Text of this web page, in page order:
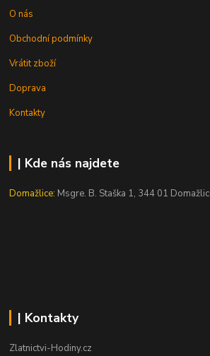
O nás
Obchodní podmínky
Vrátit zboží
Doprava
Kontakty
| Kde nás najdete
Domažlice: Msgre. B. Staška 1, 344 01
| Kontakty
Zlatnictvi-Hodiny.cz